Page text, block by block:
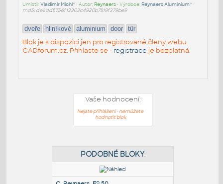
Umístil:Vladimír Michl^ • Autor: Reynaers• Výrobce: Reynaers Aluminium^ •
md5: de2dd5756f13303c4920b7519f379be9
dveře hliníkové aluminium door tür
Blok je k dispozici jen pro registrované členy webu
CADforum.cz. Přihlaste se - registrace je bezplatná.
Vaše hodnocení:
Nejste přihlášeni - nemůžete
hodnotit blok